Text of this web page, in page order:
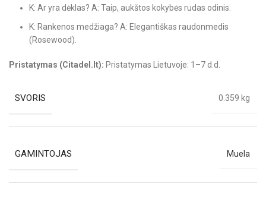
K: Ar yra dėklas? A: Taip, aukštos kokybės rudas odinis.
K: Rankenos medžiaga? A: Elegantiškas raudonmedis
(Rosewood).
Pristatymas (Citadel.lt): Pristatymas Lietuvoje: 1–7 d.d.
SVORIS 0.359 kg
GAMINTOJAS Muela